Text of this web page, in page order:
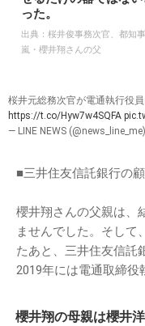
った。
出典： 桜井俊事務次官、都知
嵐・櫻井翔さんの父
桜井元総務次官が電通執行役
https://t.co/Hyw7w4SQFA
— LINE NEWS (@news_line_me)
■三井住友信託銀行の
櫻井翔さんの父親は、
ませんでした。そして
たあと、三井住友信託
2019年には電通取締役
櫻井翔の母親は櫻井